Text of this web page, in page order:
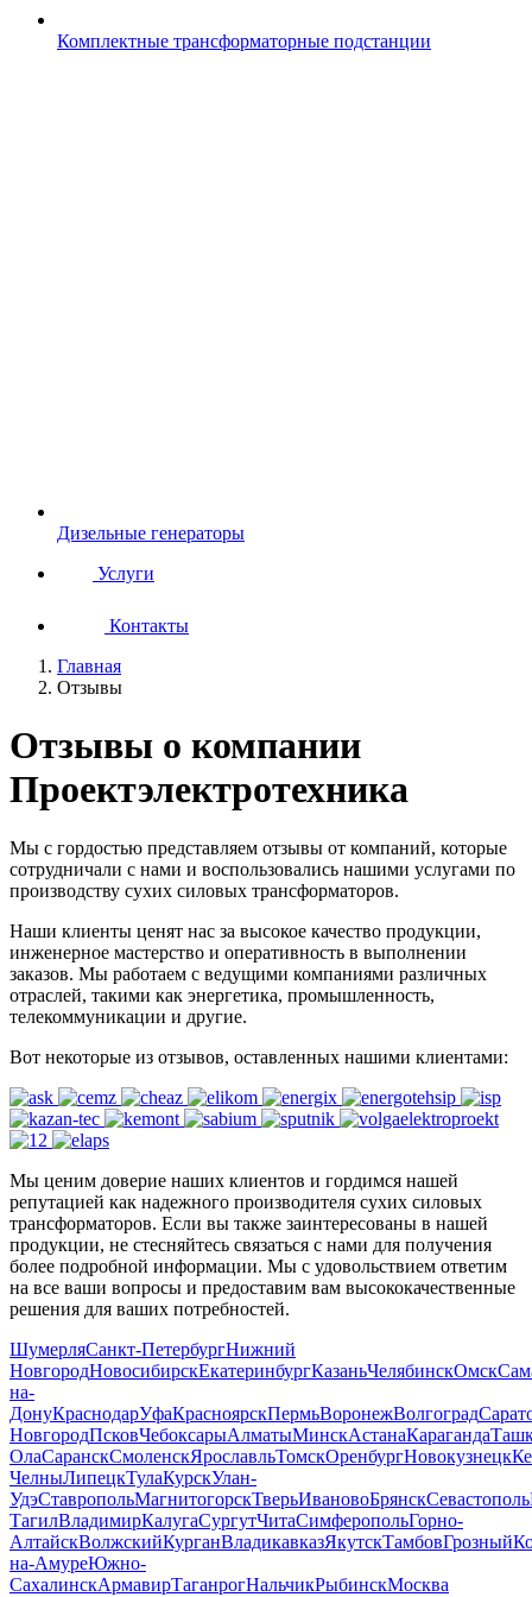
Комплектные трансформаторные подстанции
Дизельные генераторы
Услуги
Контакты
Главная
Отзывы
Отзывы о компании
Проектэлектротехника
Мы с гордостью представляем отзывы от компаний, которые
сотрудничали с нами и воспользовались нашими услугами по
производству сухих силовых трансформаторов.
Наши клиенты ценят нас за высокое качество продукции,
инженерное мастерство и оперативность в выполнении
заказов. Мы работаем с ведущими компаниями различных
отраслей, такими как энергетика, промышленность,
телекоммуникации и другие.
Вот некоторые из отзывов, оставленных нашими клиентами:
Мы ценим доверие наших клиентов и гордимся нашей
репутацией как надежного производителя сухих силовых
трансформаторов. Если вы также заинтересованы в нашей
продукции, не стесняйтесь связаться с нами для получения
более подробной информации. Мы с удовольствием ответим
на все ваши вопросы и предоставим вам высококачественные
решения для ваших потребностей.
ШумерляСанкт-ПетербургНижний
НовгородНовосибирскЕкатеринбургКазаньЧелябинскОмск
на-
ДонуКраснодарУфаКрасноярскПермьВоронежВолгоград
НовгородПсковЧебоксарыАлматыМинскАстанаКараганда
ОлаСаранскСмоленскЯрославльТомскОренбургНовокузнецк
ЧелныЛипецкТулаКурскУлан-
УдэСтавропольМагнитогорскТверьИвановоБрянскСевастополь
ТагилВладимирКалугаСургутЧитаСимферопольГорно-
АлтайскВолжскийКурганВладикавказЯкутскТамбовГрозный
на-АмуреЮжно-
СахалинскАрмавирТаганрогНальчикРыбинскМосква